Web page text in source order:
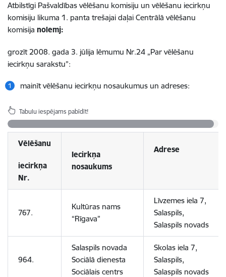
Atbilstīgi Pašvaldības vēlēšanu komisiju un vēlēšanu iecirkņu
komisiju likuma 1. panta trešajai daļai Centrālā vēlēšanu
komisija nolemj:
grozīt 2008. gada 3. jūlija lēmumu Nr.24 „Par vēlēšanu
iecirkņu sarakstu”:
mainīt vēlēšanu iecirkņu nosaukumus un adreses:
Tabulu iespējams pabīdīt!
Vēlēšanu
iecirkņa
Nr.
Iecirkņa
nosaukums
Adrese
767.
Kultūras nams
“Rīgava”
Līvzemes iela 7,
Salaspils,
Salaspils novads
964.
Salaspils novada
Sociālā dienesta
Sociālais centrs
Skolas iela 7,
Salaspils,
Salaspils novads